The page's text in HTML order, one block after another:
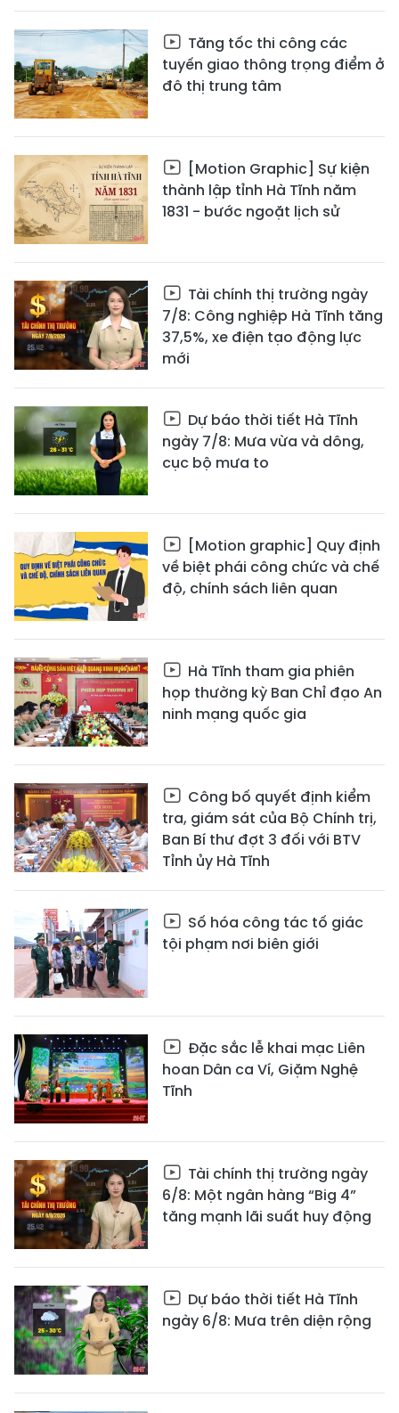
Tăng tốc thi công các
tuyến giao thông trọng điểm ở
đô thị trung tâm
[Motion Graphic] Sự kiện
thành lập tỉnh Hà Tĩnh năm
1831 - bước ngoặt lịch sử
Tài chính thị trường ngày
7/8: Công nghiệp Hà Tĩnh tăng
37,5%, xe điện tạo động lực
mới
Dự báo thời tiết Hà Tĩnh
ngày 7/8: Mưa vừa và dông,
cục bộ mưa to
[Motion graphic] Quy định
về biệt phái công chức và chế
độ, chính sách liên quan
Hà Tĩnh tham gia phiên
họp thường kỳ Ban Chỉ đạo An
ninh mạng quốc gia
Công bố quyết định kiểm
tra, giám sát của Bộ Chính trị,
Ban Bí thư đợt 3 đối với BTV
Tỉnh ủy Hà Tĩnh
Số hóa công tác tố giác
tội phạm nơi biên giới
Đặc sắc lễ khai mạc Liên
hoan Dân ca Ví, Giặm Nghệ
Tĩnh
Tài chính thị trường ngày
6/8: Một ngân hàng “Big 4”
tăng mạnh lãi suất huy động
Dự báo thời tiết Hà Tĩnh
ngày 6/8: Mưa trên diện rộng